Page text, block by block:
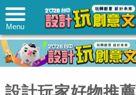
Menu